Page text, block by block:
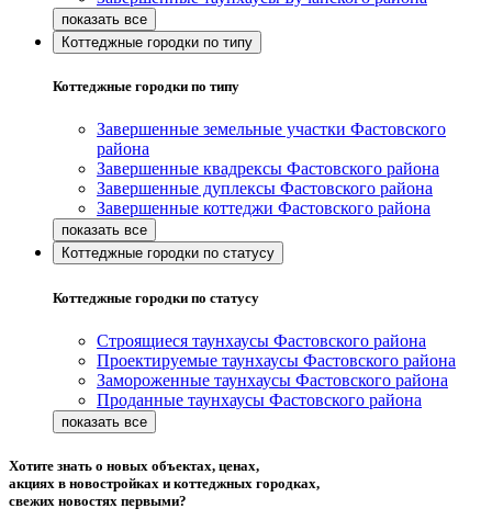
Коттеджные городки по типу
Коттеджные городки по типу
Завершенные земельные участки Фастовского
района
Завершенные квадрексы Фастовского района
Завершенные дуплексы Фастовского района
Завершенные коттеджи Фастовского района
Коттеджные городки по статусу
Коттеджные городки по статусу
Строящиеся таунхаусы Фастовского района
Проектируемые таунхаусы Фастовского района
Замороженные таунхаусы Фастовского района
Проданные таунхаусы Фастовского района
Хотите знать о новых объектах, ценах,
акциях в новостройках и коттеджных городках,
свежих новостях первыми?